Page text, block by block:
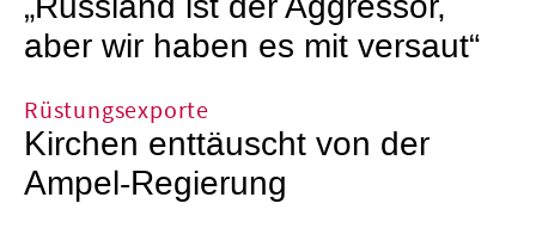
aber wir haben es mit versaut“
Rüstungsexporte
Kirchen enttäuscht von der
Ampel-Regierung